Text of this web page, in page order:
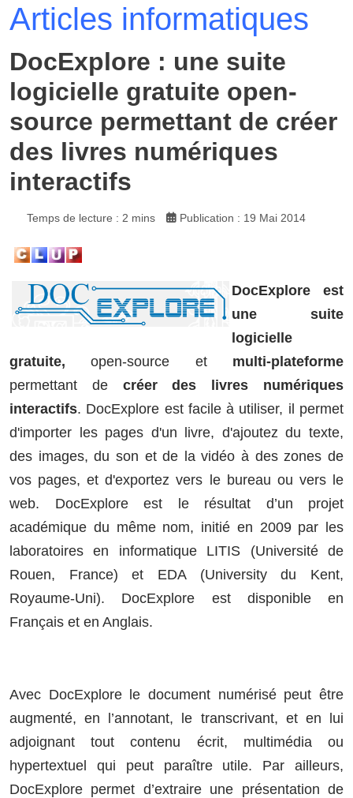
Articles informatiques
DocExplore : une suite
logicielle gratuite open-
source permettant de créer
des livres numériques
interactifs
Temps de lecture : 2 mins Publication : 19 Mai 2014
DocExplore est
une suite
logicielle
gratuite, open-source et multi-plateforme
permettant de créer des livres numériques
interactifs. DocExplore est facile à utiliser, il permet
d'importer les pages d'un livre, d'ajoutez du texte,
des images, du son et de la vidéo à des zones de
vos pages, et d'exportez vers le bureau ou vers le
web. DocExplore est le résultat d’un projet
académique du même nom, initié en 2009 par les
laboratoires en informatique LITIS (Université de
Rouen, France) et EDA (University du Kent,
Royaume-Uni). DocExplore est disponible en
Français et en Anglais.
Avec DocExplore le document numérisé peut être
augmenté, en l’annotant, le transcrivant, et en lui
adjoignant tout contenu écrit, multimédia ou
hypertextuel qui peut paraître utile. Par ailleurs,
DocExplore permet d’extraire une présentation de